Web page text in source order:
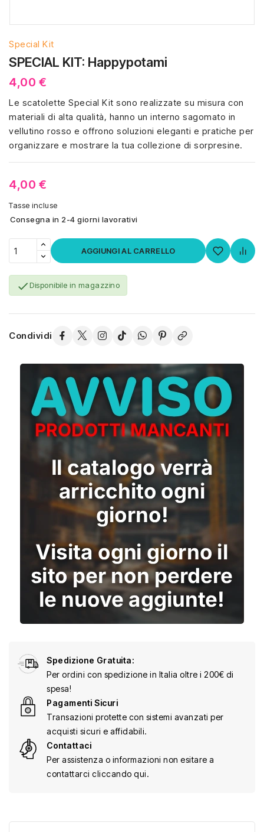
Special Kit
SPECIAL KIT: Happypotami
4,00 €
Le scatolette Special Kit sono realizzate su misura con
materiali di alta qualità, hanno un interno sagomato in
vellutino rosso e offrono soluzioni eleganti e pratiche per
organizzare e mostrare la tua collezione di sorpresine.
4,00 €
Tasse incluse
Consegna in 2-4 giorni lavorativi
AGGIUNGI AL CARRELLO
Disponibile in magazzino
Condividi
Spedizione Gratuita:
Per ordini con spedizione in Italia oltre i 200€ di
spesa!
Pagamenti Sicuri
Transazioni protette con sistemi avanzati per
acquisti sicuri e affidabili.
Contattaci
Per assistenza o informazioni non esitare a
contattarci cliccando qui.